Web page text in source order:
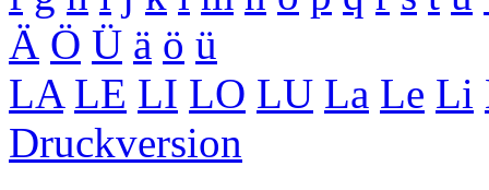
Ä Ö Ü ä ö ü
LA LE LI LO LU La Le Li
Druckversion